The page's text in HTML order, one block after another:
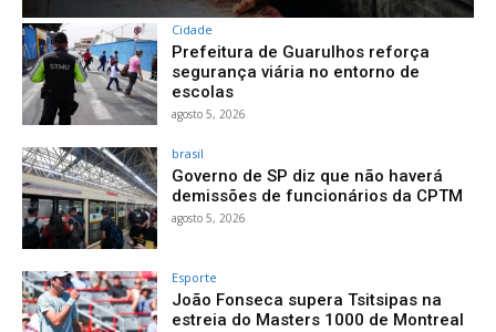
Cidade
Prefeitura de Guarulhos reforça
segurança viária no entorno de
escolas
agosto 5, 2026
brasil
Governo de SP diz que não haverá
demissões de funcionários da CPTM
agosto 5, 2026
Esporte
João Fonseca supera Tsitsipas na
estreia do Masters 1000 de Montreal